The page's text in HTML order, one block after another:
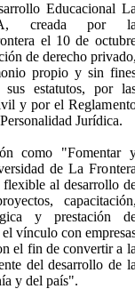
Educacional La
creada por la
el 10 de
de derecho privado,
propio y sin
estatutos, por
y por el
Jurídica.
como "Fomentar
de La Frontera
al desarrollo
capacitación,
y prestación
vínculo con
el fin de convertir a la
del desarrollo de la
y del país".